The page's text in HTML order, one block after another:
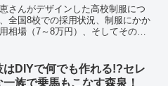
さんがデザインした高校制服につ
全国8校での採用状況、制服にかか
相場（7～8万円）、そしてその価
はDIYで何でも作れる!?セレ
一族で乗馬もこなす森泉！